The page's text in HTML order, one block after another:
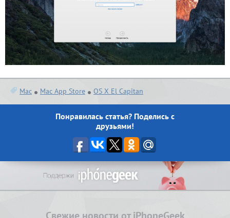
Mac Mac App Store OS X El Capitan
Понравилась статья? Поделись с
друзьями!